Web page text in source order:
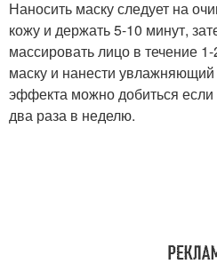
Наносить маску следует на
кожу и держать 5-10 минут,
массировать лицо в течение
маску и нанести
эффекта можно добиться если
два раза в неделю.